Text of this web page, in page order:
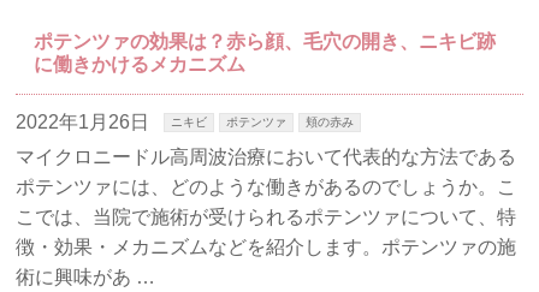
ポテンツァの効果は？赤ら顔、毛穴の開き、ニキビ跡
に働きかけるメカニズム
2022年1月26日 ニキビ ポテンツァ 頬の赤み
マイクロニードル高周波治療において代表的な方法である
ポテンツァには、どのような働きがあるのでしょうか。こ
こでは、当院で施術が受けられるポテンツァについて、特
徴・効果・メカニズムなどを紹介します。ポテンツァの施
術に興味があ …